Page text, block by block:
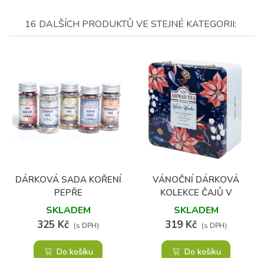
16 DALŠÍCH PRODUKTŮ VE STEJNÉ KATEGORII:
DÁRKOVÁ SADA KOŘENÍ
PEPŘE
SKLADEM
325 Kč (s DPH)
Do košíku
VÁNOČNÍ DÁRKOVÁ
KOLEKCE ČAJŮ V
PLECHOVÉ KAZETĚ
"WINTER WONDER"
SKLADEM
319 Kč (s DPH)
Do košíku